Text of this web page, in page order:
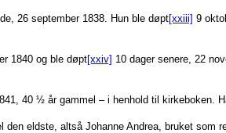
26 september 1838. Hun ble døpt[xxiii] 9
1840 og ble døpt[xxiv] 10 dager senere, 22
40 ½ år gammel – i henhold til kirkeboken.
eldste, altså Johanne Andrea, bruket